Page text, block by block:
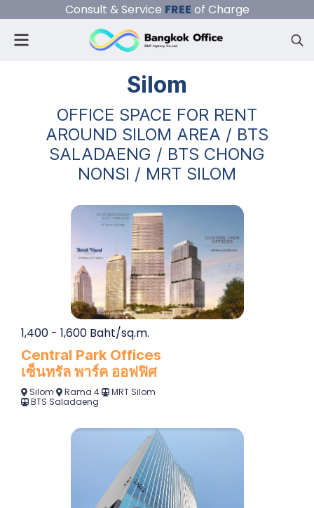
Consult & Service FREE of Charge
Silom
OFFICE SPACE FOR RENT
AROUND SILOM AREA / BTS
SALADAENG / BTS CHONG
NONSI / MRT SILOM
1,400 - 1,600 Baht/sq.m.
Central Park Offices
เซ็นทรัล พาร์ค ออฟฟิศ
Silom Rama 4
MRT Silom
BTS Saladaeng